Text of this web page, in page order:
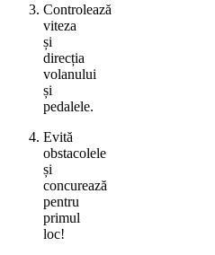
Controlează
viteza
și
direcția
volanului
și
pedalele.
Evită
obstacolele
și
concurează
pentru
primul
loc!